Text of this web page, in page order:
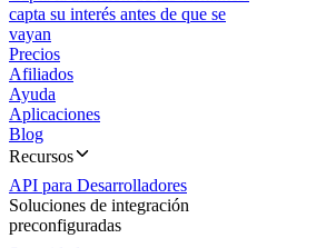
capta su interés antes de que se
vayan
Precios
Afiliados
Ayuda
Aplicaciones
Blog
Recursos
API para Desarrolladores
Soluciones de integración
preconfiguradas